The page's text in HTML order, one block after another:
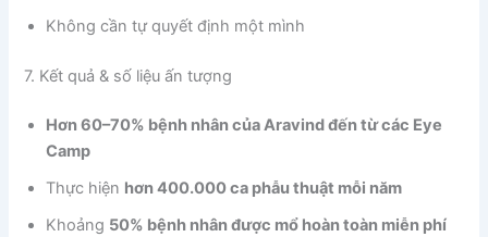
Không cần tự quyết định một mình
7. Kết quả & số liệu ấn tượng
Hơn 60–70% bệnh nhân của Aravind đến từ các Eye
Camp
Thực hiện hơn 400.000 ca phẫu thuật mỗi năm
Khoảng 50% bệnh nhân được mổ hoàn toàn miễn phí